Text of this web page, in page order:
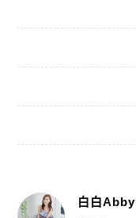
白白Abby